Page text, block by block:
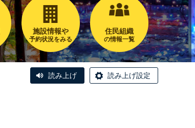
施設情報や
予約状況をみる
住民組織
の情報一覧
読み上げ 読み上げ設定